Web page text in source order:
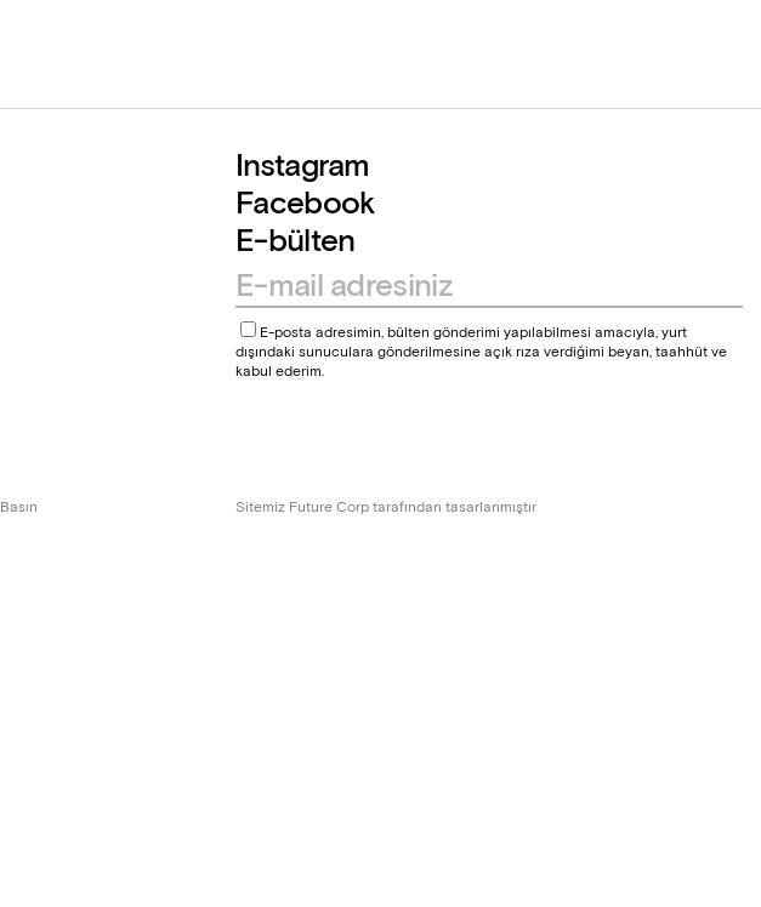
Instagram
Facebook
E-bülten
E-posta adresimin, bülten gönderimi yapılabilmesi amacıyla, yurt
dışındaki sunuculara gönderilmesine açık rıza verdiğimi beyan, taahhüt ve
kabul ederim.
Basın Sitemiz Future Corp tarafından tasarlanmıştır